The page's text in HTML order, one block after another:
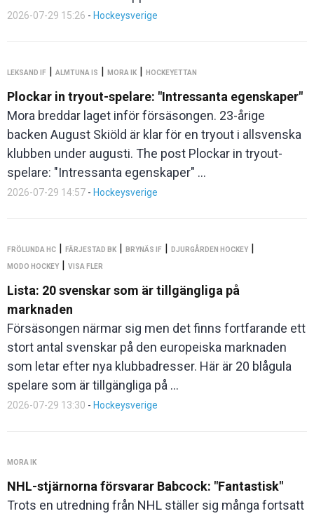
2026-07-29 15:26 - Hockeysverige
LEKSAND IF | ALMTUNA IS | MORA IK | HOCKEYETTAN
Plockar in tryout-spelare: "Intressanta egenskaper"
Mora breddar laget inför försäsongen. 23-årige
backen August Skiöld är klar för en tryout i allsvenska
klubben under augusti. The post Plockar in tryout-
spelare: "Intressanta egenskaper" ...
2026-07-29 14:57 - Hockeysverige
FRÖLUNDA HC | FÄRJESTAD BK | BRYNÄS IF | DJURGÅRDEN HOCKEY |
MODO HOCKEY | VISA FLER
Lista: 20 svenskar som är tillgängliga på
marknaden
Försäsongen närmar sig men det finns fortfarande ett
stort antal svenskar på den europeiska marknaden
som letar efter nya klubbadresser. Här är 20 blågula
spelare som är tillgängliga på ...
2026-07-29 13:30 - Hockeysverige
MORA IK
NHL-stjärnorna försvarar Babcock: "Fantastisk"
Trots en utredning från NHL ställer sig många fortsatt